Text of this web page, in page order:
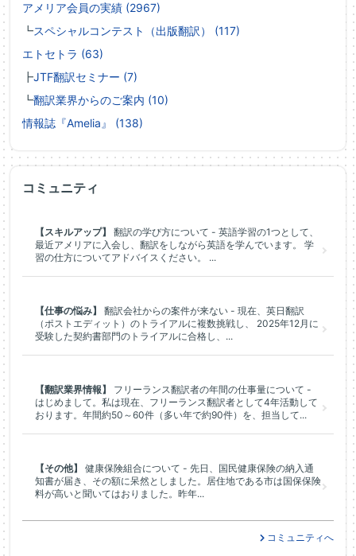
アメリア会員の実績 (2967)
┗スペシャルコンテスト（出版翻訳） (117)
エトセトラ (63)
┣JTF翻訳セミナー (7)
┗翻訳業界からのご案内 (10)
情報誌『Amelia』 (138)
コミュニティ
【スキルアップ】
翻訳の学び方について - 英語学習の1つとして、
最近アメリアに入会し、翻訳をしながら英語を学んでいます。 学
習の仕方についてアドバイスください。 ...
【仕事の悩み】
翻訳会社からの案件が来ない - 現在、英日翻訳
（ポストエディット）のトライアルに複数挑戦し、 2025年12月に
受験した契約書部門のトライアルに合格し、...
【翻訳業界情報】
フリーランス翻訳者の年間の仕事量について -
はじめまして。私は現在、フリーランス翻訳者として4年活動して
おります。年間約50～60件（多い年で約90件）を、担当して...
【その他】
健康保険組合について - 先日、国民健康保険の納入通
知書が届き、その額に呆然としました。居住地である市は国保保険
料が高いと聞いてはおりました。昨年...
コミュニティへ